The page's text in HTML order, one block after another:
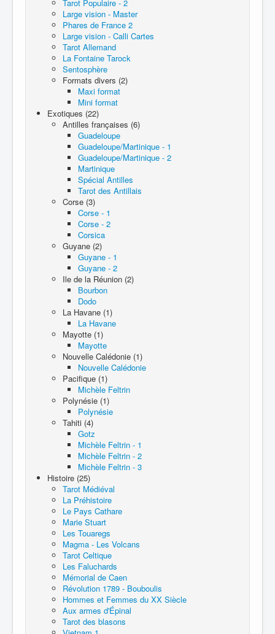
Tarot Populaire - 2
Large vision - Master
Phares de France 2
Large vision - Calli Cartes
Tarot Allemand
La Fontaine Tarock
Sentosphère
Formats divers (2)
Maxi format
Mini format
Exotiques (22)
Antilles françaises (6)
Guadeloupe
Guadeloupe/Martinique - 1
Guadeloupe/Martinique - 2
Martinique
Spécial Antilles
Tarot des Antillais
Corse (3)
Corse - 1
Corse - 2
Corsica
Guyane (2)
Guyane - 1
Guyane - 2
Ile de la Réunion (2)
Bourbon
Dodo
La Havane (1)
La Havane
Mayotte (1)
Mayotte
Nouvelle Calédonie (1)
Nouvelle Calédonie
Pacifique (1)
Michèle Feltrin
Polynésie (1)
Polynésie
Tahiti (4)
Gotz
Michèle Feltrin - 1
Michèle Feltrin - 2
Michèle Feltrin - 3
Histoire (25)
Tarot Médiéval
La Préhistoire
Le Pays Cathare
Marie Stuart
Les Touaregs
Magma - Les Volcans
Tarot Celtique
Les Faluchards
Mémorial de Caen
Révolution 1789 - Bouboulis
Hommes et Femmes du XX Siècle
Aux armes d'Épinal
Tarot des blasons